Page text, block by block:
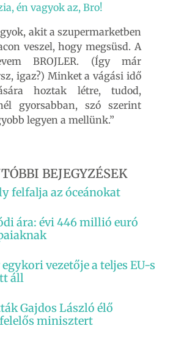
én vagyok az, Bro!
akit a szupermarketben
veszel, hogy megsüsd. A
BROJLER. (Így már
igaz?) Minket a vágási idő
hoztak létre, tudod,
gyorsabban, szó szerint
legyen a mellünk.”
BEJEGYZÉSEK
felfalja az óceánokat
ára: évi 446 millió euró
vezetője a teljes EU-s
áll
Gajdos László élő
minisztert